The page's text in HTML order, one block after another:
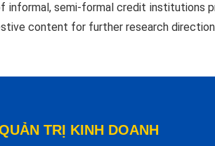
semi-formal credit institutions
content for further research
TRỊ KINH DOANH